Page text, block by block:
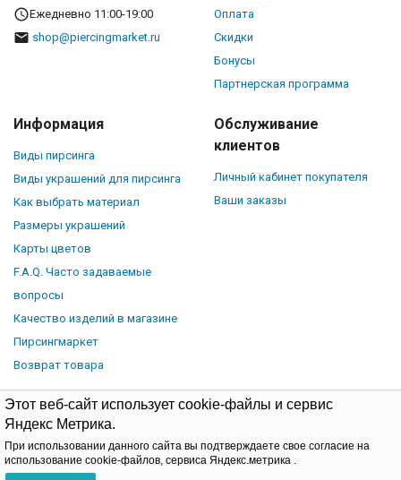
Этот веб-сайт использует cookie-файлы и сервис
Яндекс Метрика.
При использовании данного сайта вы подтверждаете свое согласие на
использование cookie-файлов, сервиса Яндекс.метрика .
Ежедневно 11:00-19:00
shop@piercingmarket.ru
Оплата
Скидки
Бонусы
Партнерская программа
Информация
Виды пирсинга
Виды украшений для пирсинга
Как выбрать материал
Размеры украшений
Карты цветов
F.A.Q. Часто задаваемые
вопросы
Качество изделий в магазине
Пирсингмаркет
Возврат товара
Обслуживание
клиентов
Личный кабинет покупателя
Ваши заказы
© Piercingmarket.ru, 2026.Политика обработки персональных
данных
Договор-оферта